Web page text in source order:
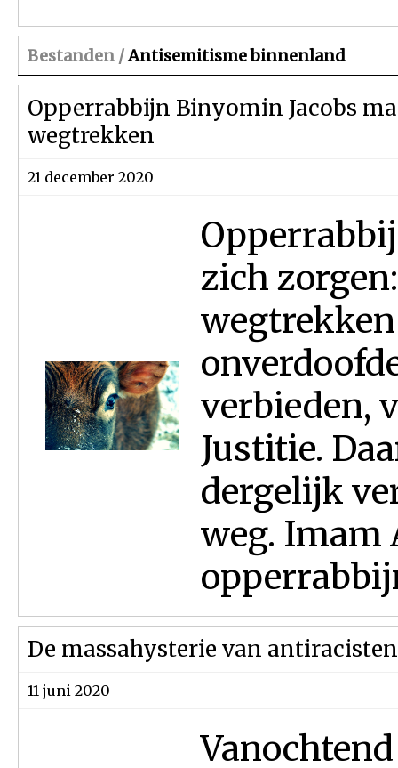
Bestanden /Antisemitisme binnenland
Opperrabbijn Binyomin Jacobs
wegtrekken
21 december 2020
zich
verbieden,
Justitie.
dergelijk
weg. Imam
De massahysterie van
11 juni 2020